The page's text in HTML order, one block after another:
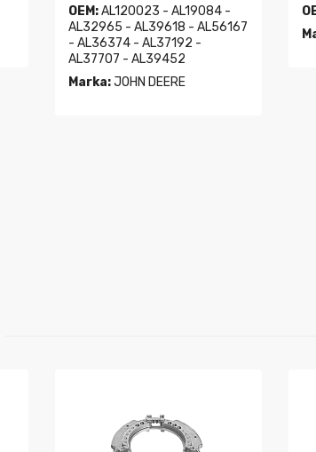
OEM:AL120023 - AL19084 -
AL32965 - AL39618 - AL56167
- AL36374 - AL37192 -
AL37707 - AL39452
Marka:JOHN DEERE